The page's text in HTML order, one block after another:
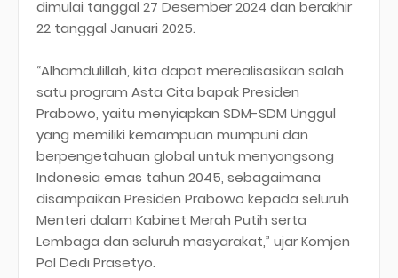
dimulai tanggal 27 Desember 2024 dan berakhir
22 tanggal Januari 2025.
“Alhamdulillah, kita dapat merealisasikan salah
satu program Asta Cita bapak Presiden
Prabowo, yaitu menyiapkan SDM-SDM Unggul
yang memiliki kemampuan mumpuni dan
berpengetahuan global untuk menyongsong
Indonesia emas tahun 2045, sebagaimana
disampaikan Presiden Prabowo kepada seluruh
Menteri dalam Kabinet Merah Putih serta
Lembaga dan seluruh masyarakat,” ujar Komjen
Pol Dedi Prasetyo.